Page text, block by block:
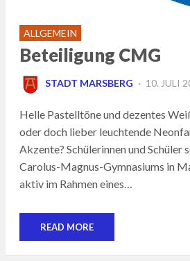
ALLGEMEIN
Beteiligung CMG
STADT MARSBERG
POSTED
10. JULI
Helle Pastelltöne und dezentes
oder doch lieber leuchtende
Akzente? Schülerinnen und Schüler
Carolus-Magnus-Gymnasiums in
aktiv im Rahmen eines…
READ MORE